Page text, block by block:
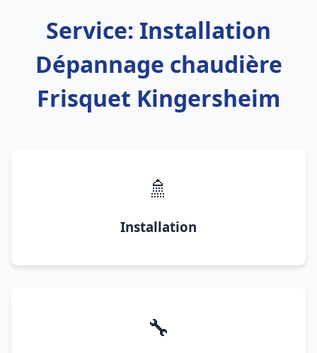
Service: Installation
Dépannage chaudière
Frisquet Kingersheim
🚿
Installation
🔧